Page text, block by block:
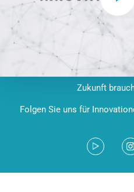
Zukunft
Folgen Sie uns für